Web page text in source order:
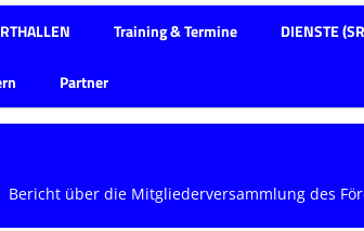
Training & Termine DIENSTE
Partner
Bericht über die Mitgliederversammlung des